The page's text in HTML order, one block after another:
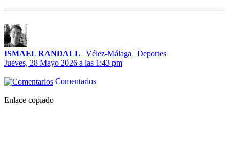
ISMAEL RANDALL | Vélez-Málaga | Deportes
Jueves, 28 Mayo 2026 a las 1:43 pm
Comentarios
Enlace copiado